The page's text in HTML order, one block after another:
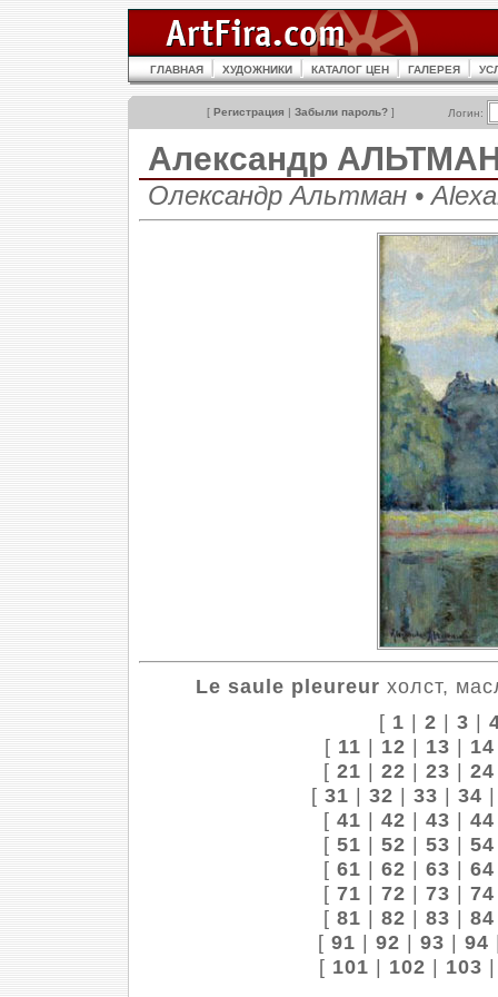
ГЛАВНАЯ ХУДОЖНИКИ КАТАЛОГ ЦЕН ГАЛЕРЕЯ
[ Регистрация | Забыли пароль? ] Логин:
Александр
Олександр Альтман •
Le saule pleureur холст,
[ 1 | 2 | 3 |
[ 11 | 12 | 13 | 14
[ 21 | 22 | 23 | 24
[ 31 | 32 | 33 | 34
[ 41 | 42 | 43 | 44
[ 51 | 52 | 53 | 54
[ 61 | 62 | 63 | 64
[ 71 | 72 | 73 | 74
[ 81 | 82 | 83 | 84
[ 91 | 92 | 93 | 94
[ 101 | 102 | 103